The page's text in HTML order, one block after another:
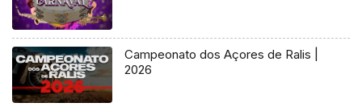
Campeonato dos Açores de Ralis |
2026